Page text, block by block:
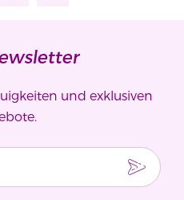
und exklusiven